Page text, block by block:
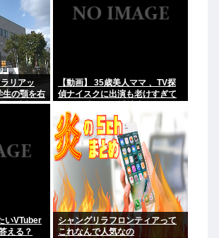
リアッ
生の顎を右
行容疑で
【動画】 35歳美人ママ 、TV探
偵ナイスクに出演も老けすぎて
いVTuber
える？
シャングリラフロンティアって
これなんで人気なの